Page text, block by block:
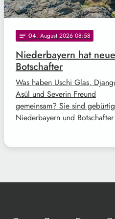
notes 04. August 2026 08:58
Niederbayern hat neue
Botschafter
Was haben Uschi Glas,
Asül und Severin Freund
gemeinsam? Sie sind
Niederbayern und